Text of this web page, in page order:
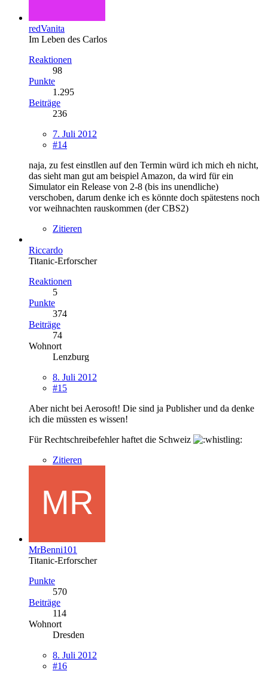
redVanita
Im Leben des Carlos
Reaktionen
98
Punkte
1.295
Beiträge
236
7. Juli 2012
#14
naja, zu fest einstllen auf den Termin würd ich mich eh nicht,
das sieht man gut am beispiel Amazon, da wird für ein
Simulator ein Release von 2-8 (bis ins unendliche)
verschoben, darum denke ich es könnte doch spätestens noch
vor weihnachten rauskommen (der CBS2)
Zitieren
Riccardo
Titanic-Erforscher
Reaktionen
5
Punkte
374
Beiträge
74
Wohnort
Lenzburg
8. Juli 2012
#15
Aber nicht bei Aerosoft! Die sind ja Publisher und da denke
ich die müssten es wissen!
Für Rechtschreibefehler haftet die Schweiz
Zitieren
MrBenni101
Titanic-Erforscher
Punkte
570
Beiträge
114
Wohnort
Dresden
8. Juli 2012
#16